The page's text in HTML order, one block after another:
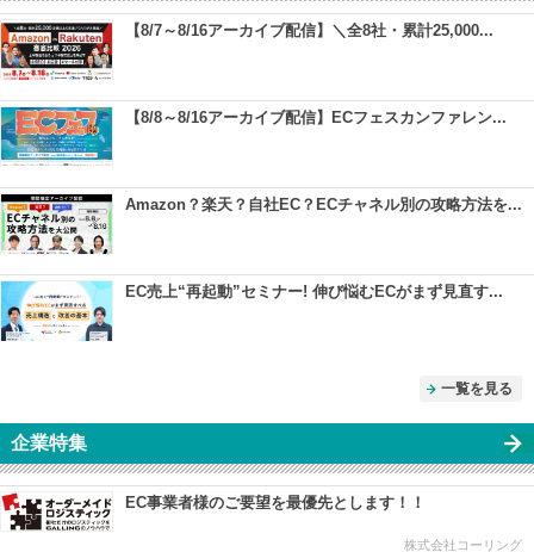
【8/7～8/16アーカイブ配信】＼全8社・累計25,000...
【8/8～8/16アーカイブ配信】ECフェスカンファレン...
Amazon？楽天？自社EC？ECチャネル別の攻略方法を...
EC売上“再起動”セミナー! 伸び悩むECがまず見直す...
一覧を見る
企業特集
EC事業者様のご要望を最優先とします！！
株式会社コーリング